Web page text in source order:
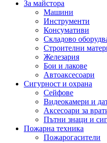
За майстора
Машини
Инструменти
Консумативи
Складово
Строителни
Железария
Бои и лакове
Автоаксесоари
Сигурност и охрана
Сейфове
Видеокамери и
Аксесоари за
Пътни знаци и
Пожарна техника
Пожарогасители